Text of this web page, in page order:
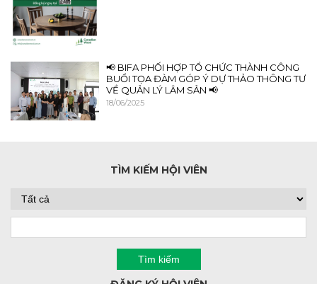
📢 BIFA PHỐI HỢP TỔ CHỨC THÀNH CÔNG
BUỔI TỌA ĐÀM GÓP Ý DỰ THẢO THÔNG TƯ
VỀ QUẢN LÝ LÂM SẢN 📢
18/06/2025
TÌM KIẾM HỘI VIÊN